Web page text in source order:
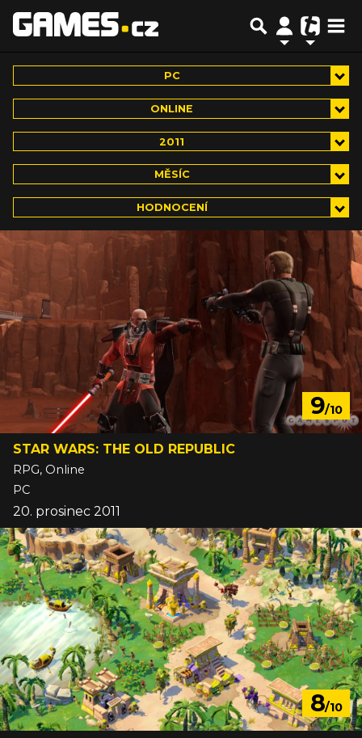
PC
ONLINE
2011
MĚSÍC
HODNOCENÍ
9/10
STAR WARS: THE OLD REPUBLIC
RPG, Online
PC
20. prosinec 2011
8/10